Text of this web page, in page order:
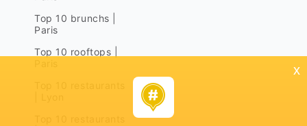
Top 10 brunchs |
Paris
Top 10 rooftops |
x